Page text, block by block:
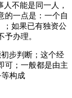
不能是同一人，
的一点是：一个自
；如果已有独资公
办理。
步判断；这个经
可；一般都是由主
构成